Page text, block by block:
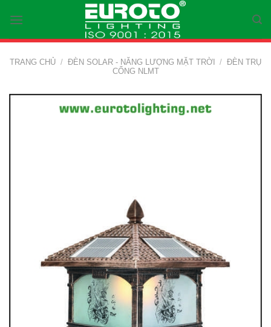
content
TRANG CHỦ / ĐÈN SOLAR - NĂNG LƯỢNG MẶT TRỜI / ĐÈN TRỤ
CỔNG NLMT